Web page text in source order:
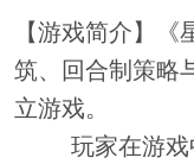
【游戏简介】
筑、回合制策略
立游戏。‌‌
玩家在游戏中